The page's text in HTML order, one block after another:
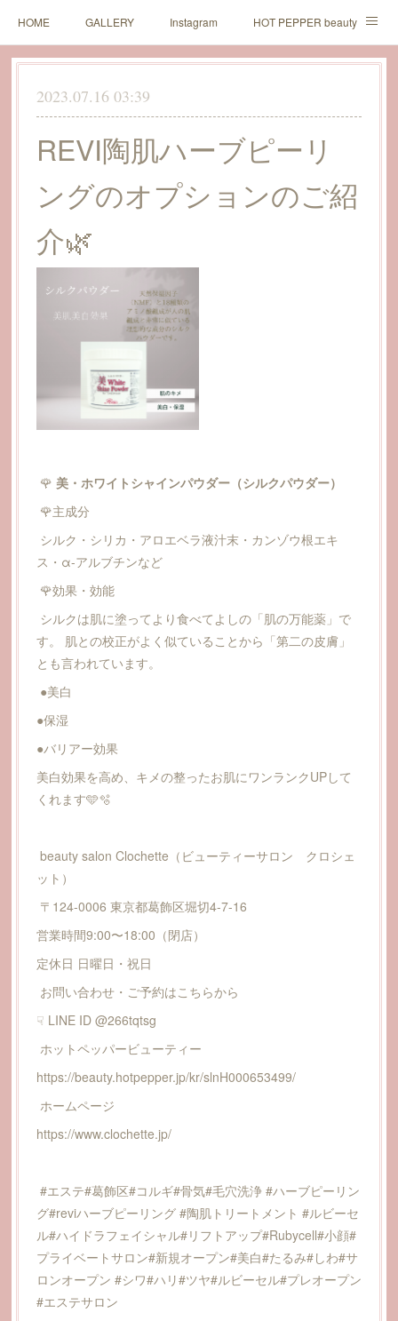
HOME GALLERY Instagram HOT PEPPER beauty
LINE予約
2023.07.16 03:39
REVI陶肌ハーブピーリ
ングのオプションのご紹
介🌿
🌹 美・ホワイトシャインパウダー（シルクパウダー）
🌹主成分
シルク・シリカ・アロエベラ液汁末・カンゾウ根エキ
ス・α-アルブチンなど
🌹効果・効能
シルクは肌に塗ってより食べてよしの「肌の万能薬」で
す。 肌との校正がよく似ていることから「第二の皮膚」
とも言われています。
●美白
●保湿
●バリアー効果
美白効果を高め、キメの整ったお肌にワンランクUPして
くれます🩵🫧
beauty salon Clochette（ビューティーサロン クロシェ
ット）
〒124-0006 東京都葛飾区堀切4-7-16
営業時間9:00〜18:00（閉店）
定休日 日曜日・祝日
お問い合わせ・ご予約はこちらから
☟ LINE ID @266tqtsg
ホットペッパービューティー
https://beauty.hotpepper.jp/kr/slnH000653499/
ホームページ
https://www.clochette.jp/
#エステ#葛飾区#コルギ#骨気#毛穴洗浄 #ハーブピーリン
グ#reviハーブピーリング #陶肌トリートメント #ルビーセ
ル#ハイドラフェイシャル#リフトアップ#Rubycell#小顔#
プライベートサロン#新規オープン#美白#たるみ#しわ#サ
ロンオープン #シワ#ハリ#ツヤ#ルビーセル#プレオープン
#エステサロン